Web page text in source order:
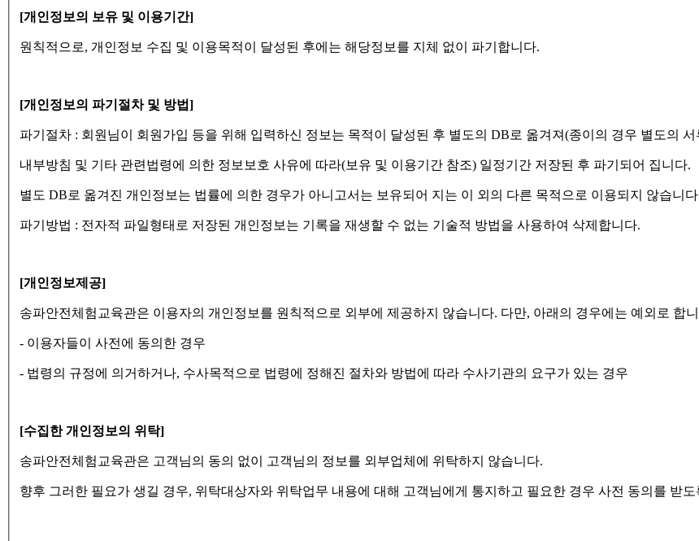
[개인정보의 보유 및 이용기간]
원칙적으로, 개인정보 수집 및 이용목적이 달성된 후에는 해당정보를 지체 없이 파기합니다.
[개인정보의 파기절차 및 방법]
파기절차 : 회원님이 회원가입 등을 위해 입력하신 정보는 목적이 달성된 후 별도의 DB로 옮겨져(종이의 경우 별도의 서
내부방침 및 기타 관련법령에 의한 정보보호 사유에 따라(보유 및 이용기간 참조) 일정기간 저장된 후 파기되어 집니다.
별도 DB로 옮겨진 개인정보는 법률에 의한 경우가 아니고서는 보유되어 지는 이 외의 다른 목적으로 이용되지 않습니
파기방법 : 전자적 파일형태로 저장된 개인정보는 기록을 재생할 수 없는 기술적 방법을 사용하여 삭제합니다.
[개인정보제공]
송파안전체험교육관은 이용자의 개인정보를 원칙적으로 외부에 제공하지 않습니다. 다만, 아래의 경우에는 예외로 합
- 이용자들이 사전에 동의한 경우
- 법령의 규정에 의거하거나, 수사목적으로 법령에 정해진 절차와 방법에 따라 수사기관의 요구가 있는 경우
[수집한 개인정보의 위탁]
송파안전체험교육관은 고객님의 동의 없이 고객님의 정보를 외부업체에 위탁하지 않습니다.
향후 그러한 필요가 생길 경우, 위탁대상자와 위탁업무 내용에 대해 고객님에게 통지하고 필요한 경우 사전 동의를 받